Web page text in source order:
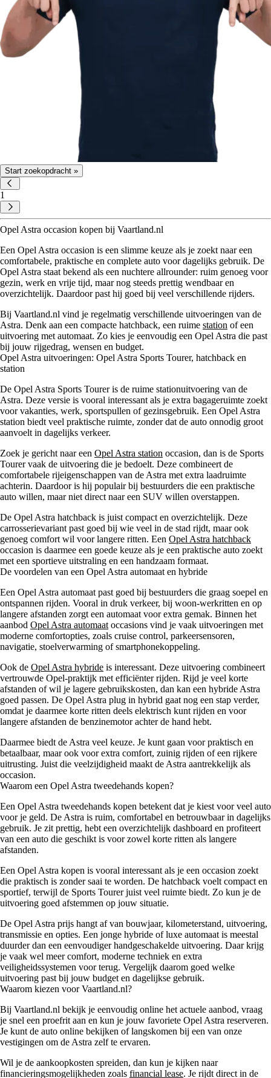
Start zoekopdracht »
1
Opel Astra occasion kopen bij Vaartland.nl
Een Opel Astra occasion is een slimme keuze als je zoekt naar een
comfortabele, praktische en complete auto voor dagelijks gebruik. De
Opel Astra staat bekend als een nuchtere allrounder: ruim genoeg voor
gezin, werk en vrije tijd, maar nog steeds prettig wendbaar en
overzichtelijk. Daardoor past hij goed bij veel verschillende rijders.
Bij Vaartland.nl vind je regelmatig verschillende uitvoeringen van de
Astra. Denk aan een compacte hatchback, een ruime station of een
uitvoering met automaat. Zo kies je eenvoudig een Opel Astra die past
bij jouw rijgedrag, wensen en budget.
Opel Astra uitvoeringen: Opel Astra Sports Tourer, hatchback en
station
De Opel Astra Sports Tourer is de ruime stationuitvoering van de
Astra. Deze versie is vooral interessant als je extra bagageruimte zoekt
voor vakanties, werk, sportspullen of gezinsgebruik. Een Opel Astra
station biedt veel praktische ruimte, zonder dat de auto onnodig groot
aanvoelt in dagelijks verkeer.
Zoek je gericht naar een Opel Astra station occasion, dan is de Sports
Tourer vaak de uitvoering die je bedoelt. Deze combineert de
comfortabele rijeigenschappen van de Astra met extra laadruimte
achterin. Daardoor is hij populair bij bestuurders die een praktische
auto willen, maar niet direct naar een SUV willen overstappen.
De Opel Astra hatchback is juist compact en overzichtelijk. Deze
carrosserievariant past goed bij wie veel in de stad rijdt, maar ook
genoeg comfort wil voor langere ritten. Een Opel Astra hatchback
occasion is daarmee een goede keuze als je een praktische auto zoekt
met een sportieve uitstraling en een handzaam formaat.
De voordelen van een Opel Astra automaat en hybride
Een Opel Astra automaat past goed bij bestuurders die graag soepel en
ontspannen rijden. Vooral in druk verkeer, bij woon-werkritten en op
langere afstanden zorgt een automaat voor extra gemak. Binnen het
aanbod Opel Astra automaat occasions vind je vaak uitvoeringen met
moderne comfortopties, zoals cruise control, parkeersensoren,
navigatie, stoelverwarming of smartphonekoppeling.
Ook de Opel Astra hybride is interessant. Deze uitvoering combineert
vertrouwde Opel-praktijk met efficiënter rijden. Rijd je veel korte
afstanden of wil je lagere gebruikskosten, dan kan een hybride Astra
goed passen. De Opel Astra plug in hybrid gaat nog een stap verder,
omdat je daarmee korte ritten deels elektrisch kunt rijden en voor
langere afstanden de benzinemotor achter de hand hebt.
Daarmee biedt de Astra veel keuze. Je kunt gaan voor praktisch en
betaalbaar, maar ook voor extra comfort, zuinig rijden of een rijkere
uitrusting. Juist die veelzijdigheid maakt de Astra aantrekkelijk als
occasion.
Waarom een Opel Astra tweedehands kopen?
Een Opel Astra tweedehands kopen betekent dat je kiest voor veel auto
voor je geld. De Astra is ruim, comfortabel en betrouwbaar in dagelijks
gebruik. Je zit prettig, hebt een overzichtelijk dashboard en profiteert
van een auto die geschikt is voor zowel korte ritten als langere
afstanden.
Een Opel Astra kopen is vooral interessant als je een occasion zoekt
die praktisch is zonder saai te worden. De hatchback voelt compact en
sportief, terwijl de Sports Tourer juist veel ruimte biedt. Zo kun je de
uitvoering goed afstemmen op jouw situatie.
De Opel Astra prijs hangt af van bouwjaar, kilometerstand, uitvoering,
transmissie en opties. Een jonge hybride of luxe automaat is meestal
duurder dan een eenvoudiger handgeschakelde uitvoering. Daar krijg
je vaak wel meer comfort, moderne techniek en extra
veiligheidssystemen voor terug. Vergelijk daarom goed welke
uitvoering past bij jouw budget en dagelijkse gebruik.
Waarom kiezen voor Vaartland.nl?
Bij Vaartland.nl bekijk je eenvoudig online het actuele aanbod, vraag
je snel een proefrit aan en kun je jouw favoriete Opel Astra reserveren.
Je kunt de auto online bekijken of langskomen bij een van onze
vestigingen om de Astra zelf te ervaren.
Wil je de aankoopkosten spreiden, dan kun je kijken naar
financieringsmogelijkheden zoals financial lease. Je rijdt direct in de